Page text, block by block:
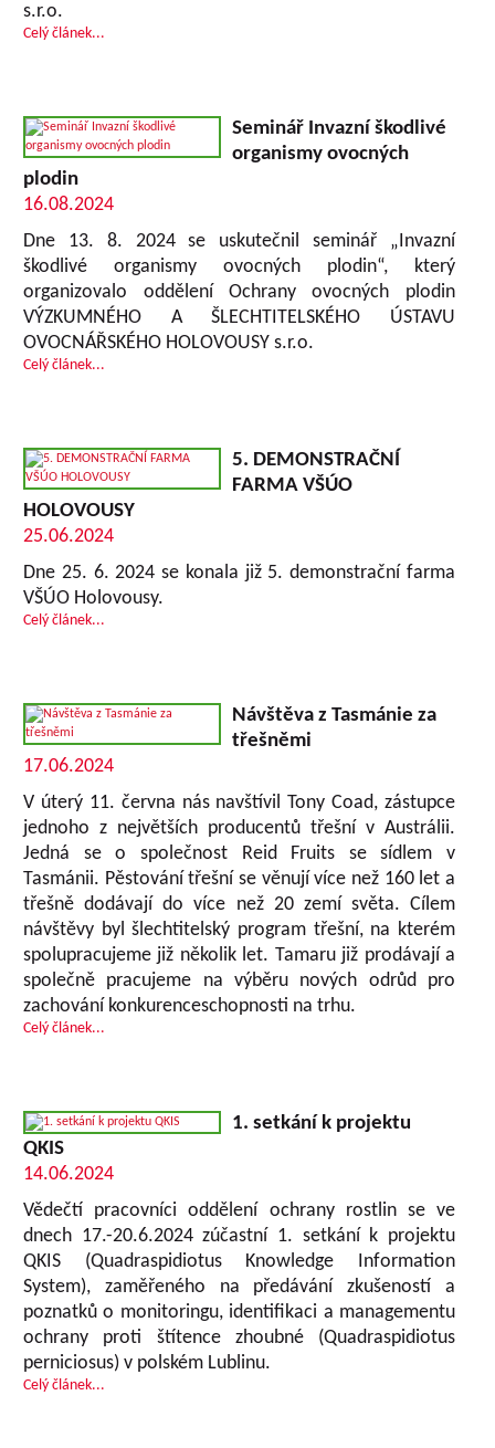
s.r.o.
Celý článek...
Seminář Invazní škodlivé
organismy ovocných
plodin
16.08.2024
Dne 13. 8. 2024 se uskutečnil seminář „Invazní
škodlivé organismy ovocných plodin“, který
organizovalo oddělení Ochrany ovocných plodin
VÝZKUMNÉHO A ŠLECHTITELSKÉHO ÚSTAVU
OVOCNÁŘSKÉHO HOLOVOUSY s.r.o.
Celý článek...
5. DEMONSTRAČNÍ
FARMA VŠÚO
HOLOVOUSY
25.06.2024
Dne 25. 6. 2024 se konala již 5. demonstrační farma
VŠÚO Holovousy.
Celý článek...
Návštěva z Tasmánie za
třešněmi
17.06.2024
V úterý 11. června nás navštívil Tony Coad, zástupce
jednoho z největších producentů třešní v Austrálii.
Jedná se o společnost Reid Fruits se sídlem v
Tasmánii. Pěstování třešní se věnují více než 160 let a
třešně dodávají do více než 20 zemí světa. Cílem
návštěvy byl šlechtitelský program třešní, na kterém
spolupracujeme již několik let. Tamaru již prodávají a
společně pracujeme na výběru nových odrůd pro
zachování konkurenceschopnosti na trhu.
Celý článek...
1. setkání k projektu
QKIS
14.06.2024
Vědečtí pracovníci oddělení ochrany rostlin se ve
dnech 17.-20.6.2024 zúčastní 1. setkání k projektu
QKIS (Quadraspidiotus Knowledge Information
System), zaměřeného na předávání zkušeností a
poznatků o monitoringu, identifikaci a managementu
ochrany proti štítence zhoubné (Quadraspidiotus
perniciosus) v polském Lublinu.
Celý článek...